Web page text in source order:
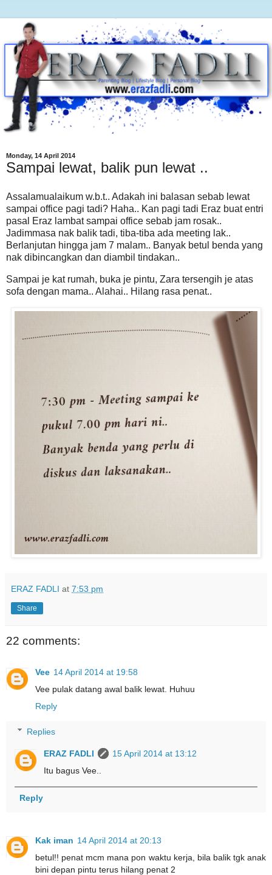
Monday, 14 April 2014
Sampai lewat, balik pun lewat ..
Assalamualaikum w.b.t.. Adakah ini balasan sebab lewat
sampai office pagi tadi? Haha.. Kan pagi tadi Eraz buat entri
pasal Eraz lambat sampai office sebab jam rosak..
Jadimmasa nak balik tadi, tiba-tiba ada meeting lak..
Berlanjutan hingga jam 7 malam.. Banyak betul benda yang
nak dibincangkan dan diambil tindakan..
Sampai je kat rumah, buka je pintu, Zara tersengih je atas
sofa dengan mama.. Alahai.. Hilang rasa penat..
ERAZ FADLI at 7:53 pm
Share
22 comments:
Vee 14 April 2014 at 19:58
Vee pulak datang awal balik lewat. Huhuu
Reply
Replies
ERAZ FADLI
15 April 2014 at 13:12
Itu bagus Vee..
Reply
Kak iman 14 April 2014 at 20:13
betul!! penat mcm mana pon waktu kerja, bila balik tgk anak
bini depan pintu terus hilang penat 2